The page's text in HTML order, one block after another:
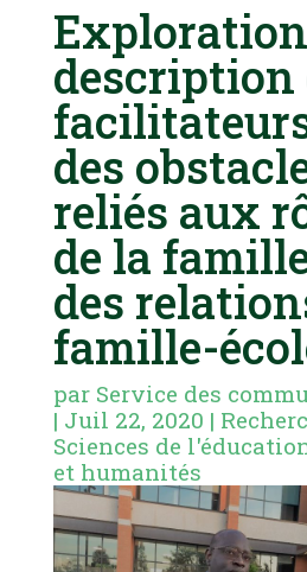
description
des
reliés aux
de la
des
famille-
par Service des
| Juil 22, 2020 |
Sciences de
et humanités